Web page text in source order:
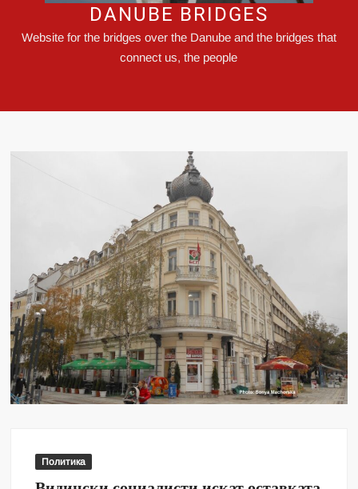
DANUBE BRIDGES
Website for the bridges over the Danube and the bridges that
connect us, the people
Политика